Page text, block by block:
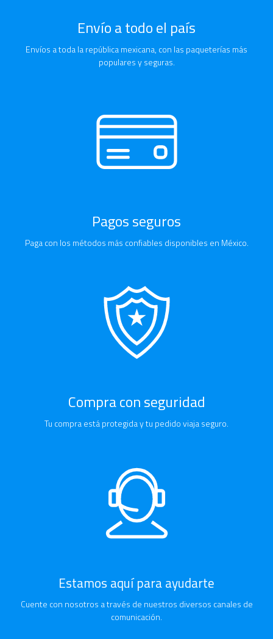
Envío a todo el país
Envíos a toda la república mexicana, con las paqueterías más
populares y seguras.
Pagos seguros
Paga con los métodos más confiables disponibles en México.
Compra con seguridad
Tu compra está protegida y tu pedido viaja seguro.
Estamos aquí para ayudarte
Cuente con nosotros a través de nuestros diversos canales de
comunicación.